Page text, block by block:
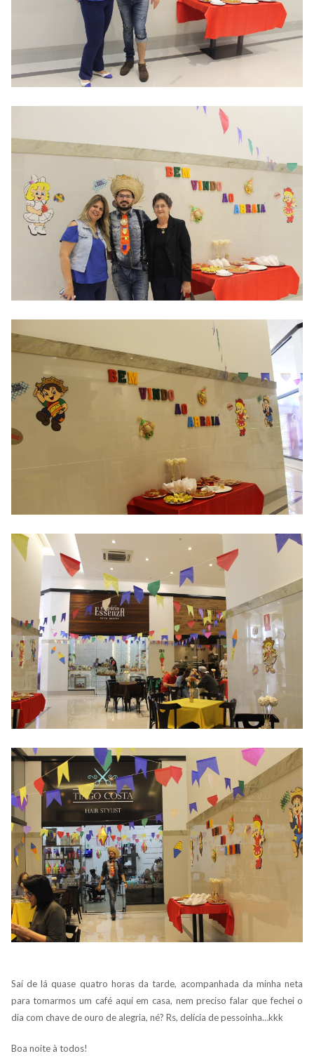
Saí de lá quase quatro horas da tarde, acompanhada da minha neta
para tomarmos um café aqui em casa, nem preciso falar que fechei o
dia com chave de ouro de alegria, né? Rs, delícia de pessoinha…kkk
Boa noite à todos!